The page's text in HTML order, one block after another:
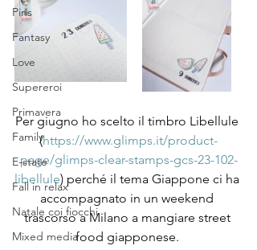
Pins
Fantasy
Love
Supereroi
Primavera
Family
E-state
Fall in relax
Natale coi fiocchi
Mixed media
Per giugno ho scelto il timbro Libellule
(https://www.glimps.it/product-
page/glimps-clear-stamps-gcs-23-102-
libellule) perché il tema Giappone ci ha
accompagnato in un weekend
trascorso a Milano a mangiare street
food giapponese.